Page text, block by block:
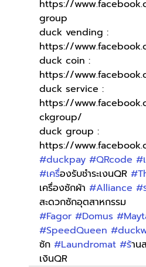
https://
group
duck vending :
https://
duck coin :
https://
duck service :
https://
ckgroup/
duck group :
https://
#duckpay #QRcode #
#เครื่องรับชำระเงนQR
เครื่องซักผ้า #Alliance #
สะดวกซักอุตสาหกรรม
#Fagor #Domus
#SpeedQueen
ซัก #Laundromat #ราน
เงินQR